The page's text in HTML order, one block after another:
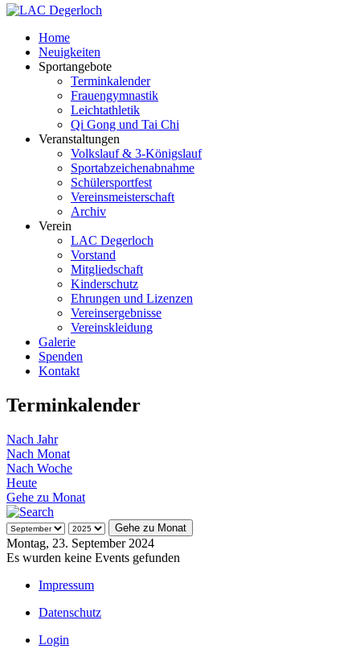
Home
Neuigkeiten
Sportangebote
Terminkalender
Frauengymnastik
Leichtathletik
Qi Gong und Tai Chi
Veranstaltungen
Volkslauf & 3-Königslauf
Sportabzeichenabnahme
Schülersportfest
Vereinsmeisterschaft
Archiv
Verein
LAC Degerloch
Vorstand
Mitgliedschaft
Kinderschutz
Ehrungen und Lizenzen
Vereinsergebnisse
Vereinskleidung
Galerie
Spenden
Kontakt
Terminkalender
Nach Jahr
Nach Monat
Nach Woche
Heute
Gehe zu Monat
Gehe zu Monat
Montag, 23. September 2024
Es wurden keine Events gefunden
Impressum
Datenschutz
Login